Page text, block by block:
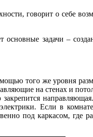
говорит о себе
задачи –
того же уровня
на стенах и
Если в
под каркасом, где